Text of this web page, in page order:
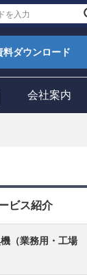
料ダウンロード
会社案内
ビス紹介
（業務用・工場